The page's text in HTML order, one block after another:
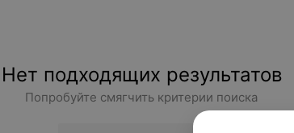
Нет подходящих результатов
Попробуйте смягчить критерии поиска